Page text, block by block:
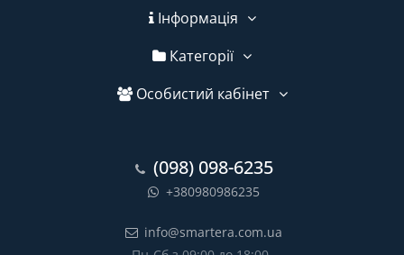
Інформація
Категорії
Особистий кабінет
(098) 098-6235
+380980986235
info@smartera.com.ua